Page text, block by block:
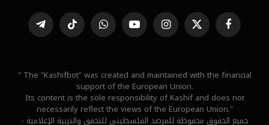
فيسبوك X
(Twitter)
الانستغراميوتيوب واتساب تيكتوك تيلقرام
" The "Kashifbot" was created and maintained with the financial
support of the European Union.
Its content is the sole responsibility of Kashif and does not
necessarily reflect the views of the European Union."
جميع الحقوق محفوظة للمرصد الفلسطيني للتحقق والتربية الإعلامية -